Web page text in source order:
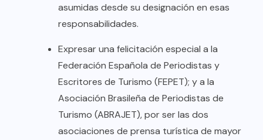
asumidas desde su designación en esas
responsabilidades.
Expresar una felicitación especial a la
Federación Española de Periodistas y
Escritores de Turismo (FEPET); y a la
Asociación Brasileña de Periodistas de
Turismo (ABRAJET), por ser las dos
asociaciones de prensa turística de mayor